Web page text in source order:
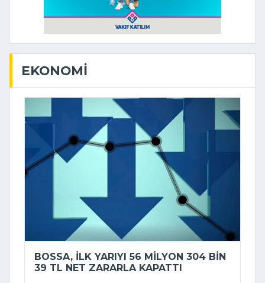
EKONOMI
BOSSA, ILK YARIYI 56 MILYON 304 BIN
39 TL NET ZARARLA KAPATTI